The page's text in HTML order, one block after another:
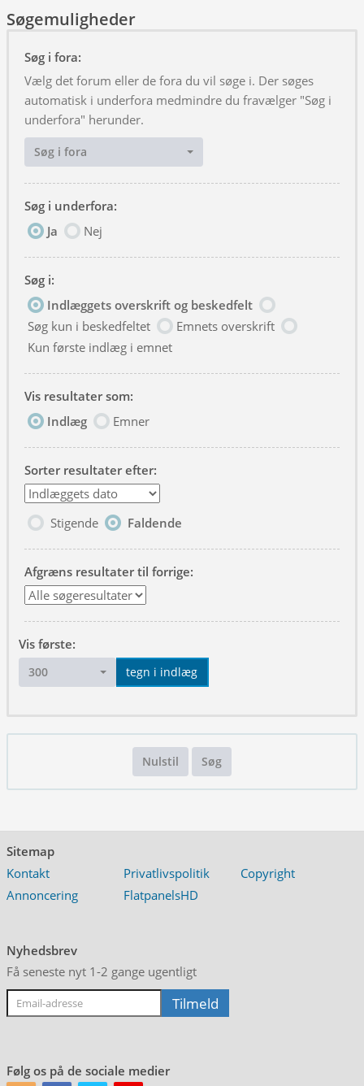
Søgemuligheder
Søg i fora:
Vælg det forum eller de fora du vil søge i. Der søges
automatisk i underfora medmindre du fravælger "Søg i
underfora" herunder.
Søg i fora
Søg i underfora:
Ja
Nej
Søg i:
Indlæggets overskrift og beskedfelt
Søg kun i beskedfeltet
Emnets overskrift
Kun første indlæg i emnet
Vis resultater som:
Indlæg
Emner
Sorter resultater efter:
Stigende Faldende
Afgræns resultater til forrige:
Vis første:
300 tegn i indlæg
Nulstil Søg
Sitemap
Kontakt
Privatlivspolitik
Copyright
Annoncering
FlatpanelsHD
Nyhedsbrev
Få seneste nyt 1-2 gange ugentligt
Følg os på de sociale medier